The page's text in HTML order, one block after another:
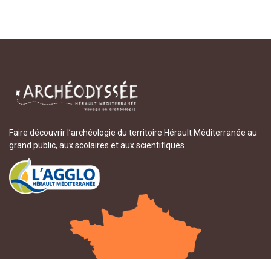
Faire découvrir l’archéologie du territoire Hérault Méditerranée au
grand public, aux scolaires et aux scientifiques.